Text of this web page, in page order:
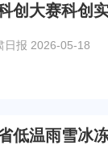
创大赛科创
日报 2026-05-18
省低温雨雪冰